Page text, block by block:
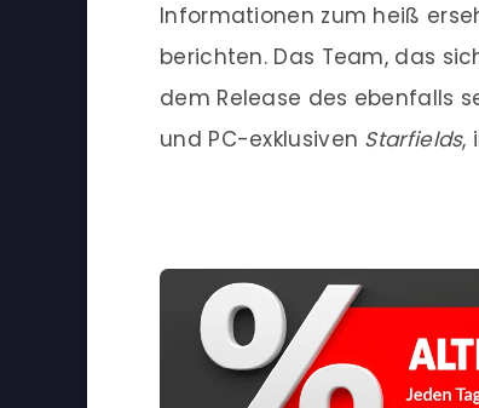
Informationen zum heiß
berichten. Das Team, das
dem Release des ebenfalls
und PC-exklusiven Starfields,